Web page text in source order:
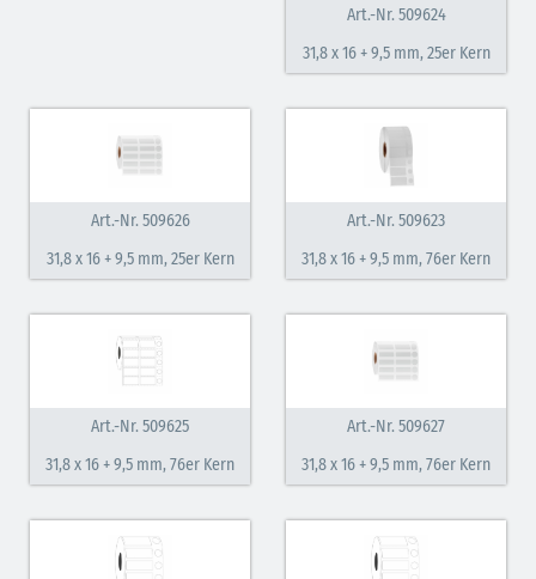
Art.-Nr. 509624
31,8 x 16 + 9,5 mm, 25er Kern
Art.-Nr. 509626
31,8 x 16 + 9,5 mm, 25er Kern
Art.-Nr. 509623
31,8 x 16 + 9,5 mm, 76er Kern
Art.-Nr. 509625
31,8 x 16 + 9,5 mm, 76er Kern
Art.-Nr. 509627
31,8 x 16 + 9,5 mm, 76er Kern